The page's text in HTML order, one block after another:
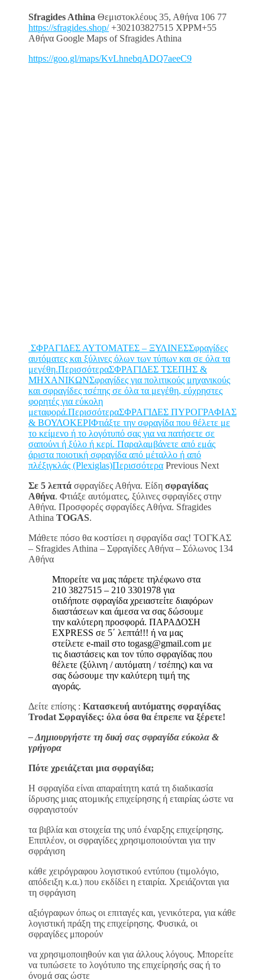
Sfragides Athina Θεμιστοκλέους 35, Αθήνα 106 77
https://sfragides.shop/+302103827515 XPPM+55
Αθήνα Google Maps of Sfragides Athina
https://goo.gl/maps/KvLhnebqADQ7aeeC9
ΣΦΡΑΓΙΔΕΣ ΑΥΤΟΜΑΤΕΣ – ΞΥΛΙΝΕΣΣφραγίδες
αυτόματες και ξύλινες όλων των τύπων και σε όλα τα
μεγέθη.ΠερισσότεραΣΦΡΑΓΙΔΕΣ ΤΣΕΠΗΣ &
ΜΗΧΑΝΙΚΩΝΣφραγίδες για πολιτικούς μηχανικούς
και σφραγίδες τσέπης σε όλα τα μεγέθη, εύχρηστες
φορητές για εύκολη
μεταφορά.ΠερισσότεραΣΦΡΑΓΙΔΕΣ ΠΥΡΟΓΡΑΦΙΑΣ
& ΒΟΥΛΟΚΕΡΙΦτιάξτε την σφραγίδα που θέλετε με
το κείμενο ή το λογότυπό σας για να πατήσετε σε
σαπούνι ή ξύλο ή κερί. Παραλαμβάνετε από εμάς
άριστα ποιοτική σφραγίδα από μέταλλο ή από
πλέξιγκλάς (Plexiglas)Περισσότερα Previous Next
Σε 5 λεπτά σφραγίδες Αθήνα. Είδη σφραγίδας
Αθήνα. Φτιάξε αυτόματες, ξύλινες σφραγίδες στην
Αθήνα. Προσφορές σφραγίδες Αθήνα. Sfragides
Athina TOGAS.
Μάθετε πόσο θα κοστίσει η σφραγίδα σας! ΤΟΓΚΑΣ
– Sfragides Athina – Σφραγίδες Αθήνα – Σόλωνος 134
Αθήνα
Μπορείτε να μας πάρετε τηλέφωνο στα
210 3827515 – 210 3301978 για
οτιδήποτε σφραγίδα χρειαστείτε διαφόρων
διαστάσεων και άμεσα να σας δώσουμε
την καλύτερη προσφορά. ΠΑΡΑΔΟΣΗ
EXPRESS σε 5΄ λεπτά!!! ή να μας
στείλετε e-mail στο togasg@gmail.com με
τις διαστάσεις και τον τύπο σφραγίδας που
θέλετε (ξύλινη / αυτόματη / τσέπης) και να
σας δώσουμε την καλύτερη τιμή της
αγοράς.
Δείτε επίσης : Κατασκευή αυτόματης σφραγίδας
Trodat Σφραγίδες: όλα όσα θα έπρεπε να ξέρετε!
– Δημιουργήστε τη δική σας σφραγίδα εύκολα &
γρήγορα
Πότε χρειάζεται μια σφραγίδα;
H σφραγίδα είναι απαραίτητη κατά τη διαδικασία
ίδρυσης μιας ατομικής επιχείρησης ή εταιρίας ώστε να
σφραγιστούν
τα βιβλία και στοιχεία της υπό έναρξης επιχείρησης.
Επιπλέον, οι σφραγίδες χρησιμοποιούνται για την
σφράγιση
κάθε χειρόγραφου λογιστικού εντύπου (τιμολόγιο,
απόδειξη κ.α.) που εκδίδει η εταιρία. Χρειάζονται για
τη σφράγιση
αξιόγραφων όπως οι επιταγές και, γενικότερα, για κάθε
λογιστική πράξη της επιχείρησης. Φυσικά, οι
σφραγίδες μπορούν
να χρησιμοποιηθούν και για άλλους λόγους. Μπορείτε
να τυπώσετε το λογότυπο της επιχείρησής σας ή το
όνομά σας ώστε